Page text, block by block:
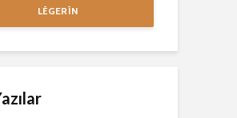
LÊGERÎN